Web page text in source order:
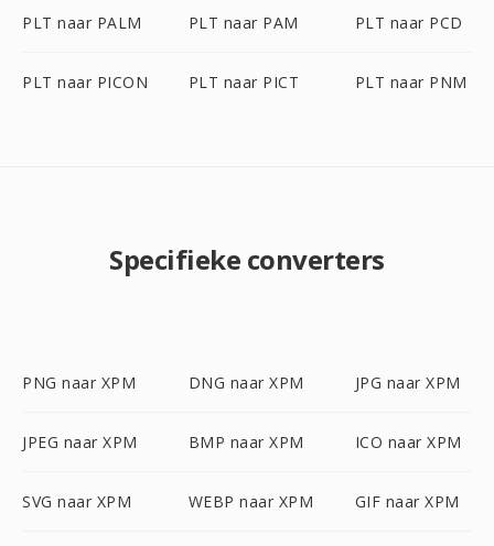
PLT naar PALM PLT naar PAM PLT naar PCD
PLT naar PICON PLT naar PICT PLT naar PNM
Specifieke converters
PNG naar XPM DNG naar XPM JPG naar XPM
JPEG naar XPM BMP naar XPM ICO naar XPM
SVG naar XPM WEBP naar XPM GIF naar XPM